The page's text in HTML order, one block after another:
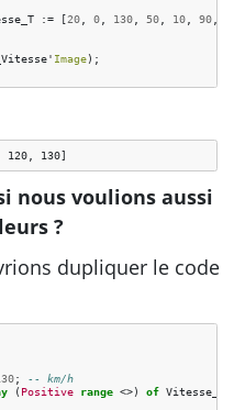
:= [20, 0, 130, 50, 10, 90,
' Image);
130]
nous voulions aussi
?
dupliquer le code
;
-- km/h
( Positive range <>) of Vitesse_T